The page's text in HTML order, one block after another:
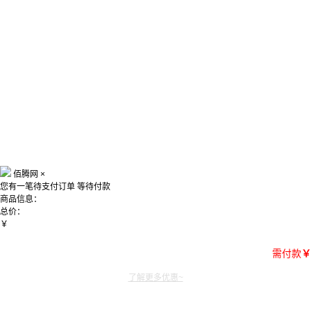
佰腾网 ×
您有一笔待支付订单 等待付款
商品信息：
总价：
￥
需付款￥
了解更多优惠~